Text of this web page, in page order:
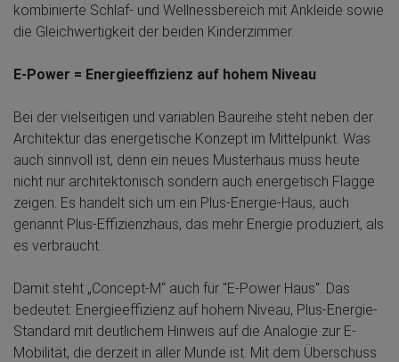
kombinierte Schlaf- und Wellnessbereich mit Ankleide sowie
die Gleichwertigkeit der beiden Kinderzimmer.
E-Power = Energieeffizienz auf hohem Niveau
Bei der vielseitigen und variablen Baureihe steht neben der
Architektur das energetische Konzept im Mittelpunkt. Was
auch sinnvoll ist, denn ein neues Musterhaus muss heute
nicht nur architektonisch sondern auch energetisch Flagge
zeigen. Es handelt sich um ein Plus-Energie-Haus, auch
genannt Plus-Effizienzhaus, das mehr Energie produziert, als
es verbraucht.
Damit steht „Concept-M“ auch für "E-Power Haus". Das
bedeutet: Energieeffizienz auf hohem Niveau, Plus-Energie-
Standard mit deutlichem Hinweis auf die Analogie zur E-
Mobilität, die derzeit in aller Munde ist. Mit dem Überschuss